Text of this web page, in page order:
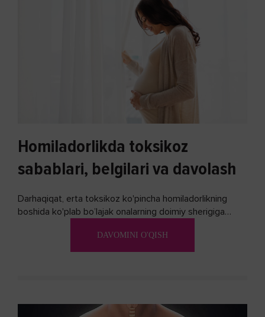
Homiladorlikda toksikoz
sabablari, belgilari va davolash
Darhaqiqat, erta toksikoz ko'pincha homiladorlikning
boshida ko'plab bo’lajak onalarning doimiy sherigiga
biron bir usuli bormi?DAVOMINI O'QISH